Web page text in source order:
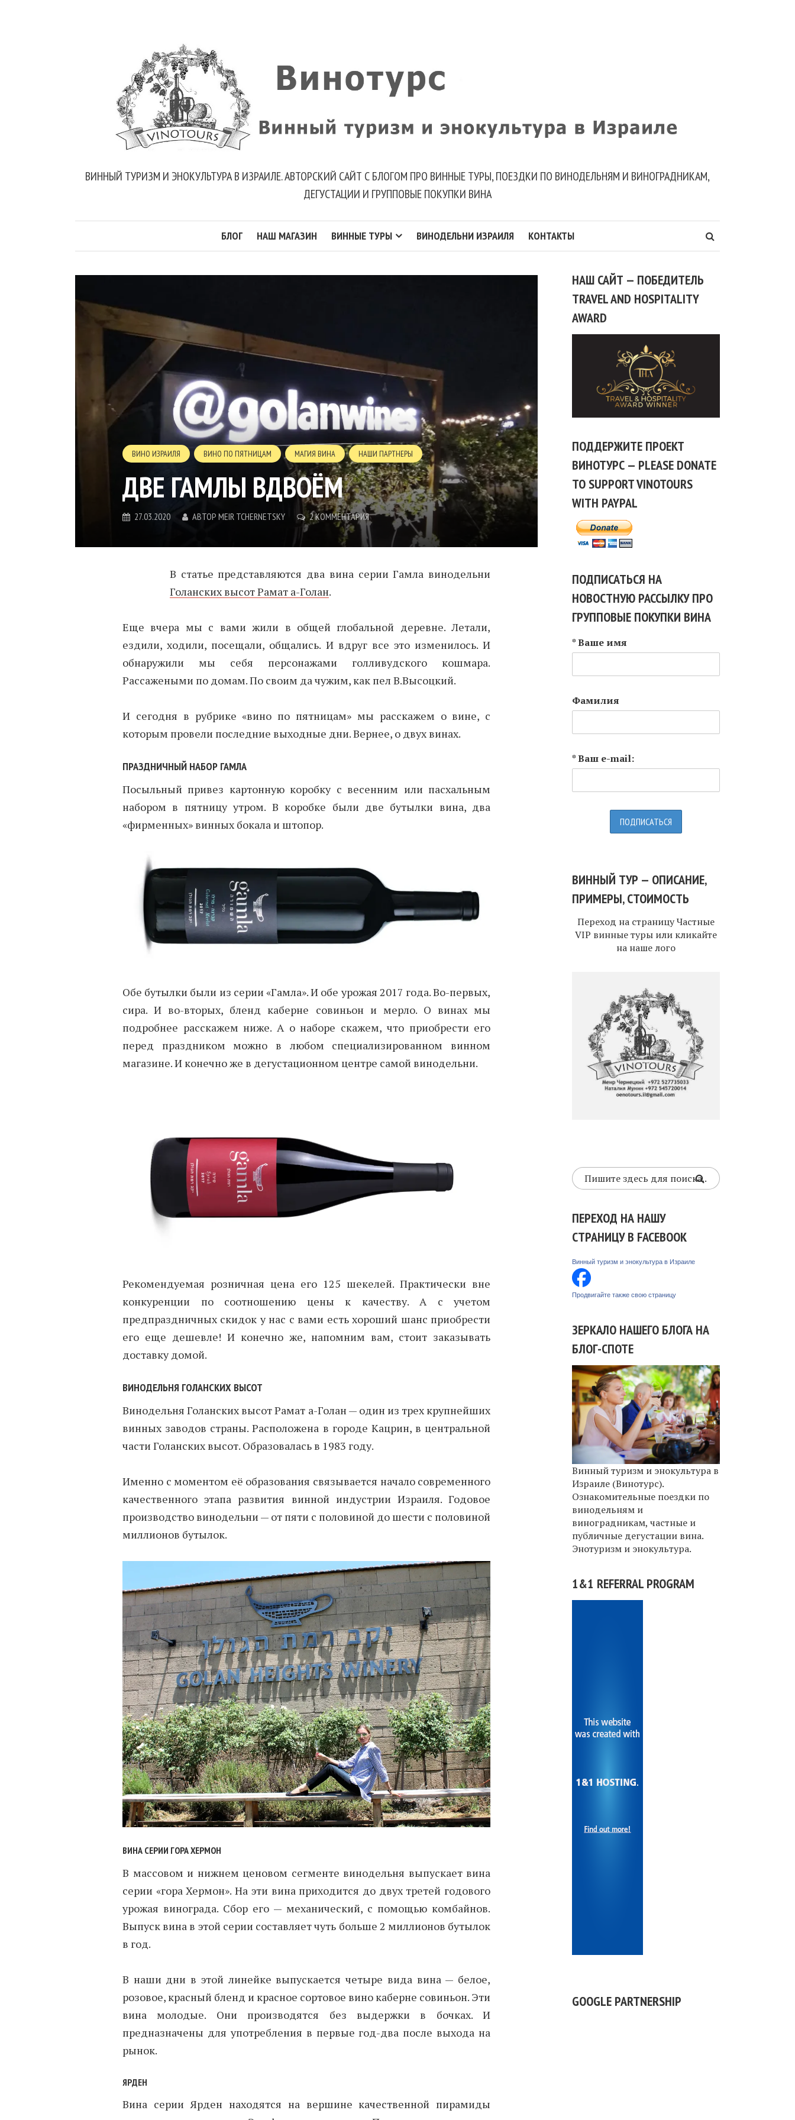
ВИННЫЙ ТУРИЗМ И ЭНОКУЛЬТУРА В ИЗРАИЛЕ. АВТОРСКИЙ САЙТ С БЛОГОМ ПРО ВИННЫЕ ТУРЫ, ПОЕЗДКИ ПО ВИНОДЕЛЬНЯМ И ВИНОГРАДНИКАМ,
ДЕГУСТАЦИИ И ГРУППОВЫЕ ПОКУПКИ ВИНА
БЛОГ НАШ МАГАЗИН ВИННЫЕ ТУРЫ ВИНОДЕЛЬНИ ИЗРАИЛЯ КОНТАКТЫ
ВИНО ИЗРАИЛЯ ВИНО ПО ПЯТНИЦАМ МАГИЯ ВИНА НАШИ ПАРТНЕРЫ
ДВЕ ГАМЛЫ ВДВОЁМ
27.03.2020 АВТОР MEIR TCHERNETSKY 2 КОММЕНТАРИЯ
В статье представляются два вина серии Гамла винодельни
Голанских высот Рамат а-Голан.
Еще вчера мы с вами жили в общей глобальной деревне. Летали,
ездили, ходили, посещали, общались. И вдруг все это изменилось. И
обнаружили мы себя персонажами голливудского кошмара.
Рассажеными по домам. По своим да чужим, как пел В.Высоцкий.
И сегодня в рубрике «вино по пятницам» мы расскажем о вине, с
которым провели последние выходные дни. Вернее, о двух винах.
ПРАЗДНИЧНЫЙ НАБОР ГАМЛА
Посыльный привез картонную коробку с весенним или пасхальным
набором в пятницу утром. В коробке были две бутылки вина, два
«фирменных» винных бокала и штопор.
Обе бутылки были из серии «Гамла». И обе урожая 2017 года. Во-первых,
сира. И во-вторых, бленд каберне совиньон и мерло. О винах мы
подробнее расскажем ниже. А о наборе скажем, что приобрести его
перед праздником можно в любом специализированном винном
магазине. И конечно же в дегустационном центре самой винодельни.
Рекомендуемая розничная цена его 125 шекелей. Практически вне
конкуренции по соотношению цены к качеству. А с учетом
предпраздничных скидок у нас с вами есть хороший шанс приобрести
его еще дешевле! И конечно же, напомним вам, стоит заказывать
доставку домой.
ВИНОДЕЛЬНЯ ГОЛАНСКИХ ВЫСОТ
Винодельня Голанских высот Рамат а-Голан — один из трех крупнейших
винных заводов страны. Расположена в городе Кацрин, в центральной
части Голанских высот. Образовалась в 1983 году.
Именно с моментом её образования связывается начало современного
качественного этапа развития винной индустрии Израиля. Годовое
производство винодельни — от пяти с половиной до шести с половиной
миллионов бутылок.
ВИНА СЕРИИ ГОРА ХЕРМОН
В массовом и нижнем ценовом сегменте винодельня выпускает вина
серии «гора Хермон». На эти вина приходится до двух третей годового
урожая винограда. Сбор его — механический, с помощью комбайнов.
Выпуск вина в этой серии составляет чуть больше 2 миллионов бутылок
в год.
В наши дни в этой линейке выпускается четыре вида вина — белое,
розовое, красный бленд и красное сортовое вино каберне совиньон. Эти
вина молодые. Они производятся без выдержки в бочках. И
предназначены для употребления в первые год-два после выхода на
рынок.
ЯРДЕН
Вина серии Ярден находятся на вершине качественной пирамиды
НАШ САЙТ — ПОБЕДИТЕЛЬ
TRAVEL AND HOSPITALITY
AWARD
ПОДДЕРЖИТЕ ПРОЕКТ
ВИНОТУРС — PLEASE DONATE
TO SUPPORT VINOTOURS
WITH PAYPAL
ПОДПИСАТЬСЯ НА
НОВОСТНУЮ РАССЫЛКУ ПРО
ГРУППОВЫЕ ПОКУПКИ ВИНА
* Ваше имя
Фамилия
* Ваш e-mail:
ВИННЫЙ ТУР — ОПИСАНИЕ,
ПРИМЕРЫ, СТОИМОСТЬ
Переход на страницуЧастные
VIP винные туры или кликайте
на наше лого
ПЕРЕХОД НА НАШУ
СТРАНИЦУ В FACEBOOK
Винный туризм и энокультура в Израиле
Продвигайте также свою страницу
ЗЕРКАЛО НАШЕГО БЛОГА НА
БЛОГ-СПОТЕ
Винный туризм и энокультура в
Израиле (Винотурс).
Ознакомительные поездки по
винодельням и
виноградникам, частные и
публичные дегустации вина.
Энотуризм и энокультура.
1&1 REFERRAL PROGRAM
GOOGLE PARTNERSHIP